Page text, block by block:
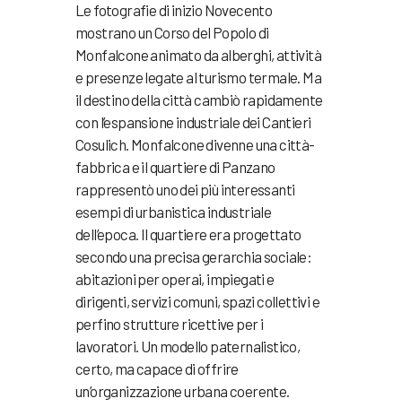
Le fotografie di inizio Novecento
mostrano un Corso del Popolo di
Monfalcone animato da alberghi, attività
e presenze legate al turismo termale. Ma
il destino della città cambiò rapidamente
con l’espansione industriale dei Cantieri
Cosulich. Monfalcone divenne una città-
fabbrica e il quartiere di Panzano
rappresentò uno dei più interessanti
esempi di urbanistica industriale
dell’epoca. Il quartiere era progettato
secondo una precisa gerarchia sociale:
abitazioni per operai, impiegati e
dirigenti, servizi comuni, spazi collettivi e
perfino strutture ricettive per i
lavoratori. Un modello paternalistico,
certo, ma capace di offrire
un’organizzazione urbana coerente.